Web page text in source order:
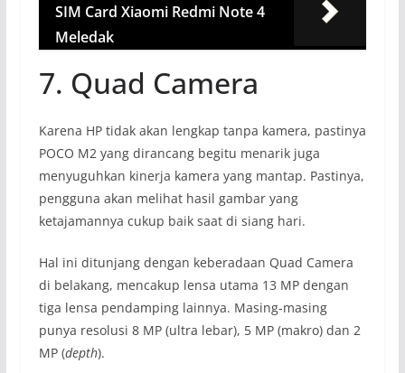
SIM Card Xiaomi Redmi Note 4
Meledak
7. Quad Camera
Karena HP tidak akan lengkap tanpa kamera, pastinya
POCO M2 yang dirancang begitu menarik juga
menyuguhkan kinerja kamera yang mantap. Pastinya,
pengguna akan melihat hasil gambar yang
ketajamannya cukup baik saat di siang hari.
Hal ini ditunjang dengan keberadaan Quad Camera
di belakang, mencakup lensa utama 13 MP dengan
tiga lensa pendamping lainnya. Masing-masing
punya resolusi 8 MP (ultra lebar), 5 MP (makro) dan 2
MP (depth).